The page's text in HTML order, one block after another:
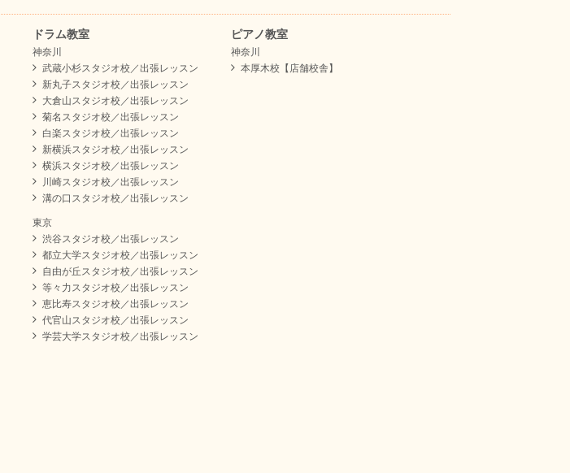
ドラム教室
神奈川
武蔵小杉スタジオ校／出張レッスン
新丸子スタジオ校／出張レッスン
大倉山スタジオ校／出張レッスン
菊名スタジオ校／出張レッスン
白楽スタジオ校／出張レッスン
新横浜スタジオ校／出張レッスン
横浜スタジオ校／出張レッスン
川崎スタジオ校／出張レッスン
溝の口スタジオ校／出張レッスン
東京
渋谷スタジオ校／出張レッスン
都立大学スタジオ校／出張レッスン
自由が丘スタジオ校／出張レッスン
等々力スタジオ校／出張レッスン
恵比寿スタジオ校／出張レッスン
代官山スタジオ校／出張レッスン
学芸大学スタジオ校／出張レッスン
ピアノ教室
神奈川
本厚木校【店舗校舎】